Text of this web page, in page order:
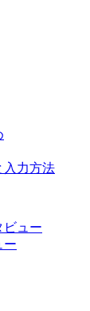
入力方法
ビュー
ー